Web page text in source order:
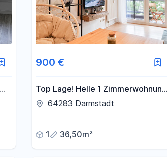
900 €
Top Lage! Helle 1 Zimmerwohnung
mitten in Darmstadt. Vollmöbliert
64283 Darmstadt
1 36,50m²